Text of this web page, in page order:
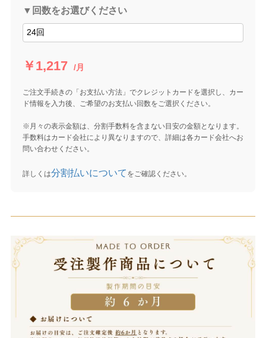
▼回数をお選びください
￥1,217 /月
ご注文手続きの「お支払い方法」でクレジットカードを選択し、カー
ド情報を入力後、ご希望のお支払い回数をご選択ください。
※月々の表示金額は、分割手数料を含まない目安の金額となります。
手数料はカード会社により異なりますので、詳細は各カード会社へお
問い合わせください。
詳しくは分割払いについて をご確認ください。